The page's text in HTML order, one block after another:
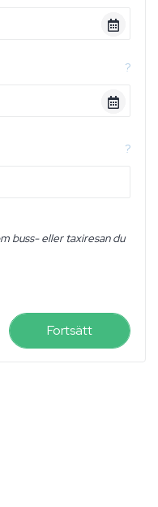
?
?
buss- eller taxiresan du
Fortsätt